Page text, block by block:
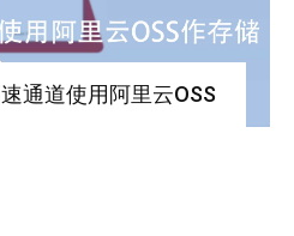
通道使用阿里云OSS